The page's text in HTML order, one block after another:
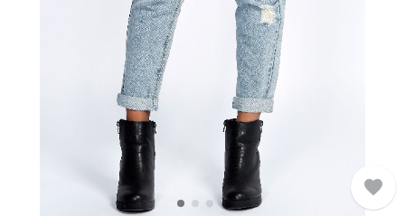
favorite